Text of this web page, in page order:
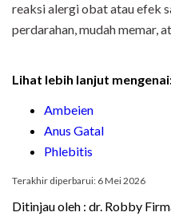
reaksi alergi obat atau efek
perdarahan, mudah memar,
Lihat lebih lanjut
Ambeien
Anus Gatal
Phlebitis
Terakhir diperbarui: 6 Mei 2026